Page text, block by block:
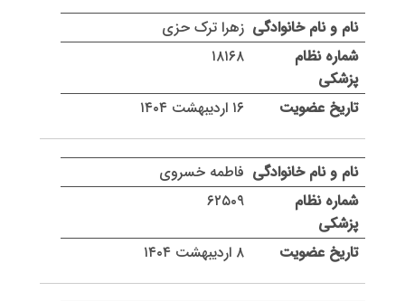
زهرا ترک حزی
۱۸۱۶۸
۱۶ اردیبهشت ۱۴۰۴
فاطمه خسروی
۶۲۵۰۹
۸ اردیبهشت ۱۴۰۴